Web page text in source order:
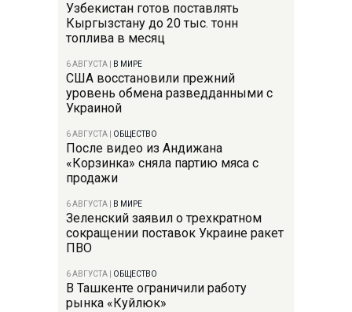
Узбекистан готов поставлять
Кыргызстану до 20 тыс. тонн
топлива в месяц
6 АВГУСТА В МИРЕ
США восстановили прежний
уровень обмена разведданными с
Украиной
6 АВГУСТА ОБЩЕСТВО
После видео из Андижана
«Корзинка» сняла партию мяса с
продажи
6 АВГУСТА В МИРЕ
Зеленский заявил о трехкратном
сокращении поставок Украине ракет
ПВО
6 АВГУСТА ОБЩЕСТВО
В Ташкенте ограничили работу
рынка «Куйлюк»